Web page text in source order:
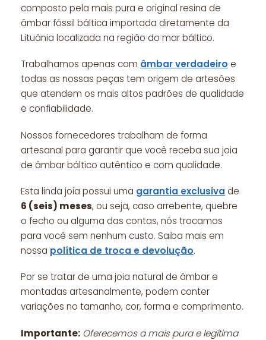
composto pela mais pura e original resina de
âmbar fóssil báltica importada diretamente da
Lituânia localizada na região do mar báltico.
Trabalhamos apenas com âmbar verdadeiro e
todas as nossas peças tem origem de artesões
que atendem os mais altos padrões de qualidade
e confiabilidade.
Nossos fornecedores trabalham de forma
artesanal para garantir que você receba sua joia
de âmbar báltico autêntico e com qualidade.
Esta linda joia possui uma garantia exclusiva de
6 (seis) meses, ou seja, caso arrebente, quebre
o fecho ou alguma das contas, nós trocamos
para você sem nenhum custo. Saiba mais em
nossa política de troca e devolução.
Por se tratar de uma joia natural de âmbar e
montadas artesanalmente, podem conter
variações no tamanho, cor, forma e comprimento.
Importante: Oferecemos a mais pura e legítima